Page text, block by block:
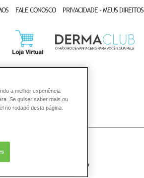
FALE CONOSCO PRIVACIDADE - MEUS DIREITOS
POSAY
dos cabelos?
a melhor experiência
Se quiser saber mais ou
no rodapé desta página.